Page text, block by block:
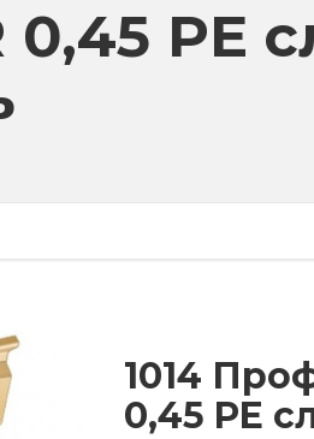
PE
1014
0,45 PE